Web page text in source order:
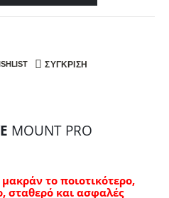
ΣΎΓΚΡΙΣΗ
MOUNT PRO
το ποιοτικότερο,
σταθερό και ασφαλές